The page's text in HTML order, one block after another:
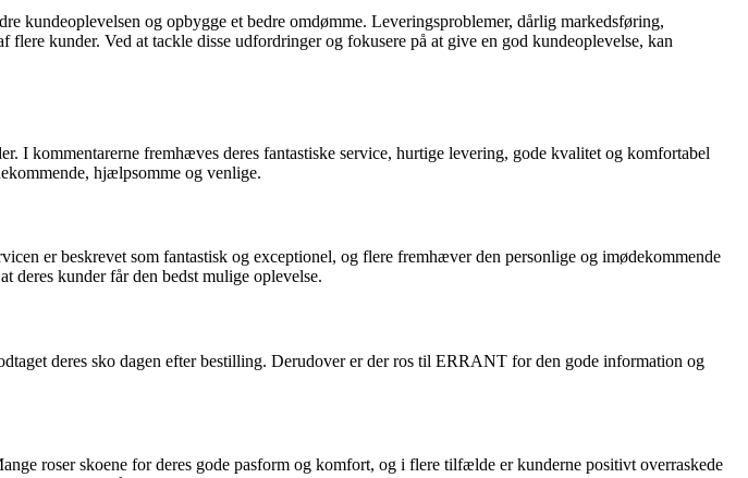
kundeoplevelsen og opbygge et bedre omdømme. Leveringsproblemer, dårlig markedsføring,
kunder. Ved at tackle disse udfordringer og fokusere på at give en god kundeoplevelse, kan
I kommentarerne fremhæves deres fantastiske service, hurtige levering, gode kvalitet og komfortabel
hjælpsomme og venlige.
er beskrevet som fantastisk og exceptionel, og flere fremhæver den personlige og imødekommende
kunder får den bedst mulige oplevelse.
deres sko dagen efter bestilling. Derudover er der ros til ERRANT for den gode information og
roser skoene for deres gode pasform og komfort, og i flere tilfælde er kunderne positivt overraskede